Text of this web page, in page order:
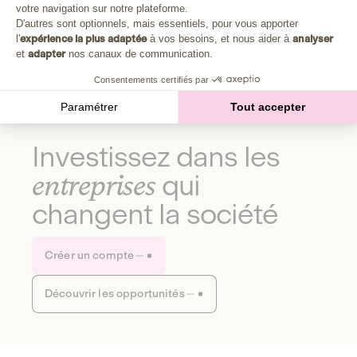
Plongez au cœur de la fabrique d'une autre économie,
celle qui fait du bien à la planète et aux humains.
Découvrir notre média
Investissez dans les
entreprises qui
changent la société
Créer un compte
Découvrir les opportunités
votre navigation sur notre plateforme.
D'autres sont optionnels, mais essentiels, pour vous apporter
l'expérience la plus adaptéeà vos besoins, et nous aider à analyser
et adapternos canaux de communication.
Consentements certifiés par
Paramétrer Tout accepter
Axeptio consent